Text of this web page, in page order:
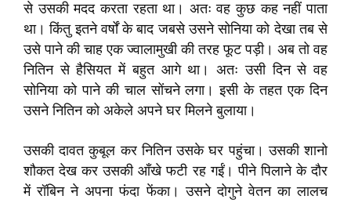
से उसकी मदद करता रहता था। अतः वह कुछ कह नहीं पाता
था। किंतु इतने वर्षों के बाद जबसे उसने सोनिया को देखा तब से
उसे पाने की चाह एक ज्वालामुखी की तरह फूट पड़ी। अब तो वह
नितिन से हैसियत में बहुत आगे था। अतः उसी दिन से वह
सोनिया को पाने की चाल सोंचने लगा। इसी के तहत एक दिन
उसने नितिन को अकेले अपने घर मिलने बुलाया।
उसकी दावत कुबूल कर नितिन उसके घर पहुंचा। उसकी शानो
शौकत देख कर उसकी आँखे फटी रह गईं। पीने पिलाने के दौर
में रॉबिन ने अपना फंदा फेंका। उसने दोगुने वेतन का लालच